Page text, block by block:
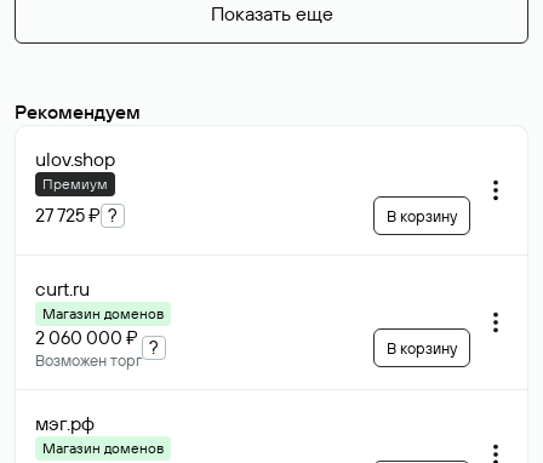
Показать еще
Рекомендуем
ulov.shop
Премиум
27 725 ₽ ? В корзину
curt.ru
Магазин доменов
2 060 000 ₽
Возможен торг
? В корзину
мэг.рф
Магазин доменов